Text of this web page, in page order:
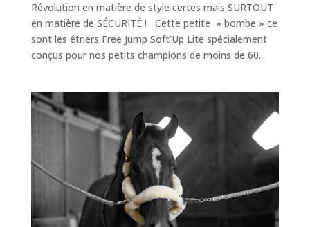
Révolution en matière de style certes mais SURTOUT
en matière de SÉCURITÉ ! Cette petite » bombe » ce
sont les étriers Free Jump Soft’Up Lite spécialement
conçus pour nos petits champions de moins de 60...